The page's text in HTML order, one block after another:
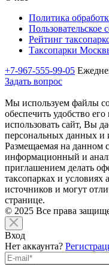
Политика
Пользовательское
Рейтинг
Таксопарки
+7-967-555-99-05
Задать вопрос
Мы используем файлы
обеспечить удобство
использовать сайт, Вы
персональных данных и
Размещаемая на данном
информационный и
приглашением делать
таксопарках и
источников и могут
странице.
© 2025 Все права
Вход
Нет аккаунта?